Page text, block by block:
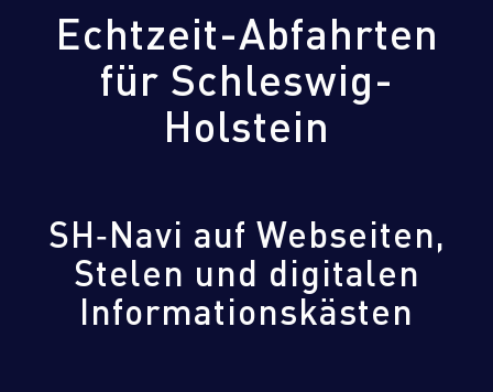
Echtzeit-Abfahrten
für Schleswig-
Holstein
SH‑Navi auf Webseiten,
Stelen und digitalen
Informationskästen